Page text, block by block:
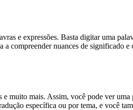
e expressões. Basta digitar uma
compreender nuances de significado e
muito mais. Assim, você pode ver uma
específica ou por tema, e você